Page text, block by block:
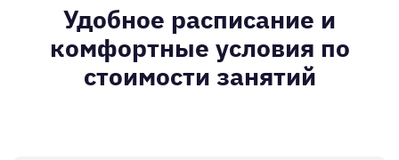
Удобное расписание и
комфортные условия по
стоимости занятий